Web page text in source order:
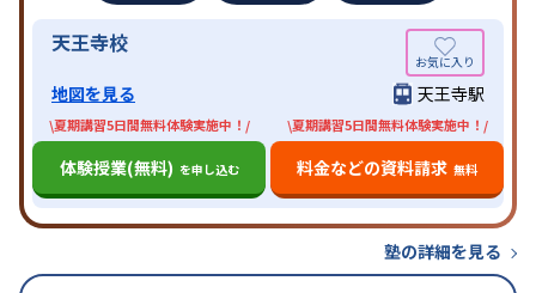
天王寺校
地図を見る 天王寺駅
\夏期講習5日間無料体験実施中！/
体験授業(無料) を申し込む
\夏期講習5日間無料体験実施中！/
料金などの資料請求 無料
塾の詳細を見る